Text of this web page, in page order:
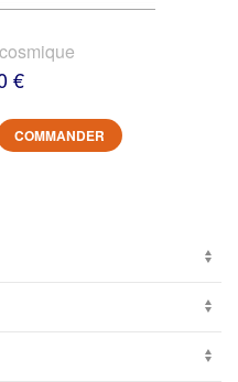
€
COMMANDER